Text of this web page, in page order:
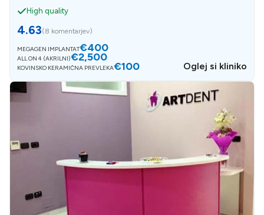
High quality
4.63(8 komentarjev)
MEGAGEN IMPLANTAT€400
ALL ON 4 (AKRILNI)€2,500
KOVINSKO KERAMIČNA PREVLEKA€100 Oglej si kliniko